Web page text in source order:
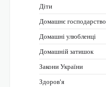
Діти
Домашнє господарство
Домашні улюбленці
Домашній затишок
Закони України
Здоров'я